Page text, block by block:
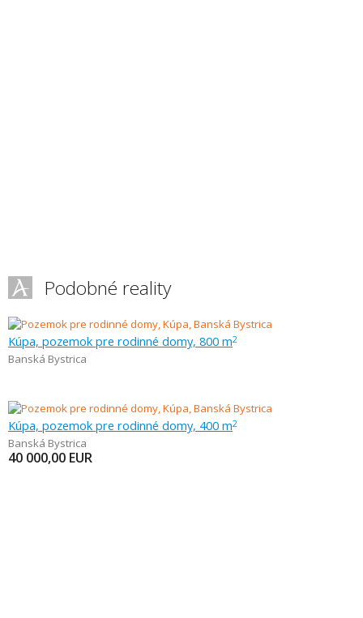
Podobné reality
Kúpa, pozemok pre rodinné domy, 800 m2
Banská Bystrica
Kúpa, pozemok pre rodinné domy, 400 m2
Banská Bystrica
40 000,00 EUR